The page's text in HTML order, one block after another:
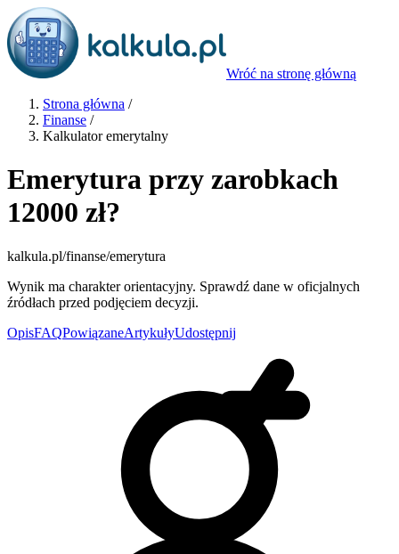
Wróć na stronę główną
Strona główna /
Finanse /
Kalkulator emerytalny
Emerytura przy zarobkach
12000 zł?
kalkula.pl/finanse/emerytura
Wynik ma charakter orientacyjny. Sprawdź dane w oficjalnych
źródłach przed podjęciem decyzji.
OpisFAQPowiązaneArtykułyUdostępnij